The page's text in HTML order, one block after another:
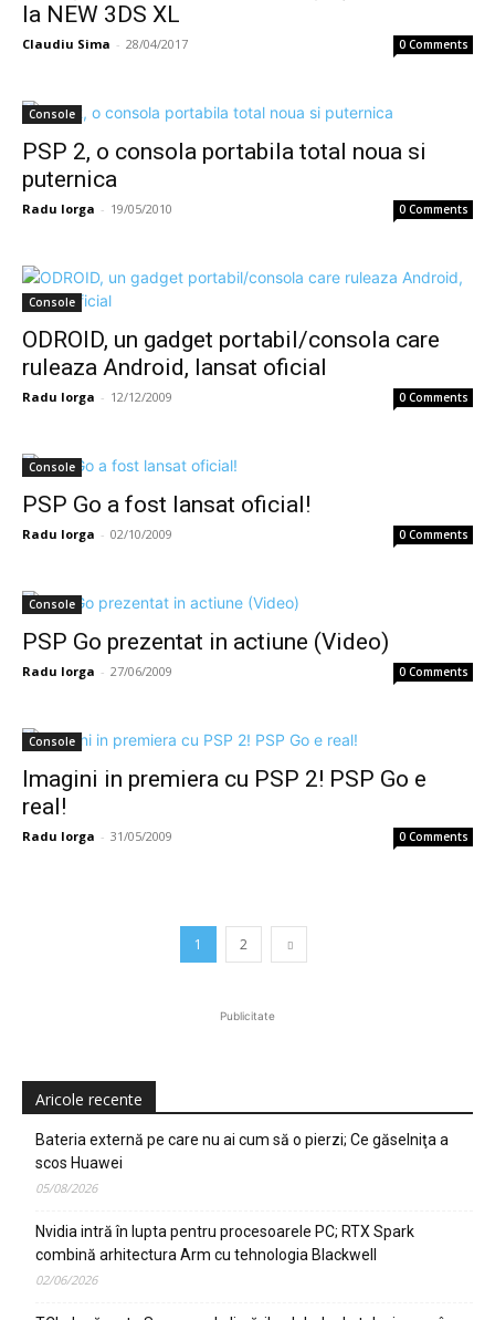
la NEW 3DS XL
Claudiu Sima - 28/04/2017 0 Comments
Console
PSP 2, o consola portabila total noua si
puternica
Radu Iorga - 19/05/2010 0 Comments
Console
ODROID, un gadget portabil/consola care
ruleaza Android, lansat oficial
Radu Iorga - 12/12/2009 0 Comments
Console
PSP Go a fost lansat oficial!
Radu Iorga - 02/10/2009 0 Comments
Console
PSP Go prezentat in actiune (Video)
Radu Iorga - 27/06/2009 0 Comments
Console
Imagini in premiera cu PSP 2! PSP Go e
real!
Radu Iorga - 31/05/2009 0 Comments
1 2
Publicitate
Aricole recente
Bateria externă pe care nu ai cum să o pierzi; Ce găselniţa a
scos Huawei
05/08/2026
Nvidia intră în lupta pentru procesoarele PC; RTX Spark
combină arhitectura Arm cu tehnologia Blackwell
02/06/2026